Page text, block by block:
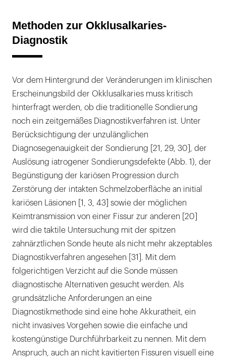
Methoden zur Okklusalkaries-
Diagnostik
Vor dem Hintergrund der Veränderungen im klinischen
Erscheinungsbild der Okklusalkaries muss kritisch
hinterfragt werden, ob die traditionelle Sondierung
noch ein zeitgemäßes Diagnostikverfahren ist. Unter
Berücksichtigung der unzulänglichen
Diagnosegenauigkeit der Sondierung [21, 29, 30], der
Auslösung iatrogener Sondierungsdefekte (Abb. 1), der
Begünstigung der kariösen Progression durch
Zerstörung der intakten Schmelzoberfläche an initial
kariösen Läsionen [1, 3, 43] sowie der möglichen
Keimtransmission von einer Fissur zur anderen [20]
wird die taktile Untersuchung mit der spitzen
zahnärztlichen Sonde heute als nicht mehr akzeptables
Diagnostikverfahren angesehen [31]. Mit dem
folgerichtigen Verzicht auf die Sonde müssen
diagnostische Alternativen gesucht werden. Als
grundsätzliche Anforderungen an eine
Diagnostikmethode sind eine hohe Akkuratheit, ein
nicht invasives Vorgehen sowie die einfache und
kostengünstige Durchführbarkeit zu nennen. Mit dem
Anspruch, auch an nicht kavitierten Fissuren visuell eine